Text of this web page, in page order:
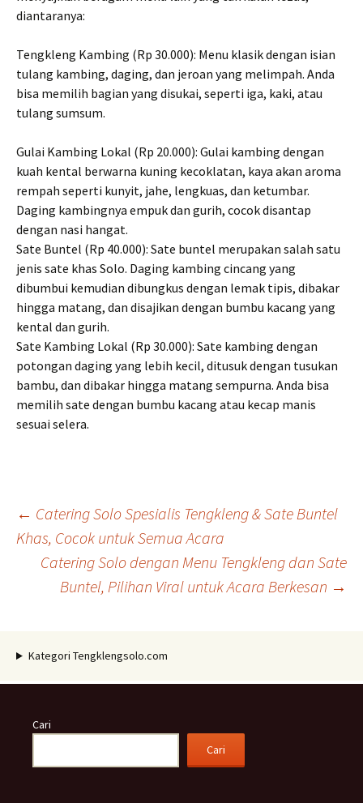
diantaranya:
Tengkleng Kambing (Rp 30.000): Menu klasik dengan isian
tulang kambing, daging, dan jeroan yang melimpah. Anda
bisa memilih bagian yang disukai, seperti iga, kaki, atau
tulang sumsum.
Gulai Kambing Lokal (Rp 20.000): Gulai kambing dengan
kuah kental berwarna kuning kecoklatan, kaya akan aroma
rempah seperti kunyit, jahe, lengkuas, dan ketumbar.
Daging kambingnya empuk dan gurih, cocok disantap
dengan nasi hangat.
Sate Buntel (Rp 40.000): Sate buntel merupakan salah satu
jenis sate khas Solo. Daging kambing cincang yang
dibumbui kemudian dibungkus dengan lemak tipis, dibakar
hingga matang, dan disajikan dengan bumbu kacang yang
kental dan gurih.
Sate Kambing Lokal (Rp 30.000): Sate kambing dengan
potongan daging yang lebih kecil, ditusuk dengan tusukan
bambu, dan dibakar hingga matang sempurna. Anda bisa
memilih sate dengan bumbu kacang atau kecap manis
sesuai selera.
Navigasi
Tulisan
← Catering Solo Spesialis Tengkleng & Sate Buntel
Khas, Cocok untuk Semua Acara
Catering Solo dengan Menu Tengkleng dan Sate
Buntel, Pilihan Viral untuk Acara Berkesan →
Kategori Tengklengsolo.com
Cari
Cari